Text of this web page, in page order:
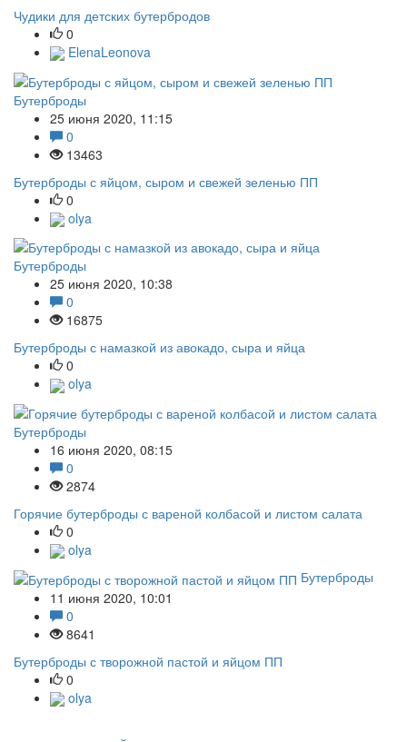
Чудики для детских бутербродов
0
ElenaLeonova
Бутерброды
25 июня 2020, 11:15
0
13463
Бутерброды с яйцом, сыром и свежей зеленью ПП
0
olya
Бутерброды
25 июня 2020, 10:38
0
16875
Бутерброды с намазкой из авокадо, сыра и яйца
0
olya
Бутерброды
16 июня 2020, 08:15
0
2874
Горячие бутерброды с вареной колбасой и листом салата
0
olya
Бутерброды
11 июня 2020, 10:01
0
8641
Бутерброды с творожной пастой и яйцом ПП
0
olya